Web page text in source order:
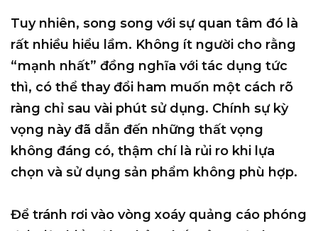
Tuy nhiên, song song với sự quan tâm đó là
rất nhiều hiểu lầm. Không ít người cho rằng
“mạnh nhất” đồng nghĩa với tác dụng tức
thì, có thể thay đổi ham muốn một cách rõ
ràng chỉ sau vài phút sử dụng. Chính sự kỳ
vọng này đã dẫn đến những thất vọng
không đáng có, thậm chí là rủi ro khi lựa
chọn và sử dụng sản phẩm không phù hợp.
Để tránh rơi vào vòng xoáy quảng cáo phóng